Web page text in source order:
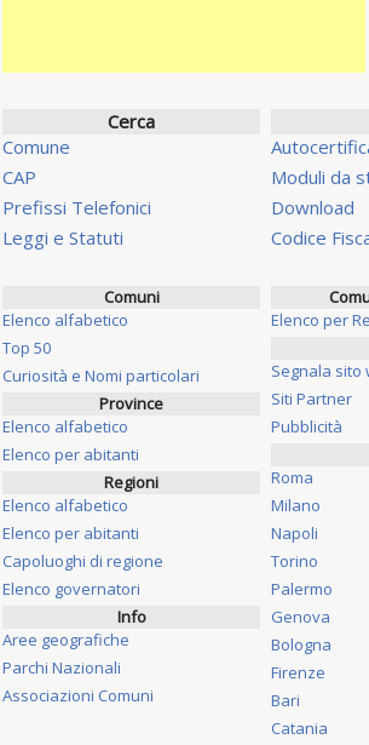
Cerca
Comune
CAP
Prefissi Telefonici
Leggi e Statuti
Moduli da
Download
Codice
Comuni
Elenco alfabetico
Top 50
Curiosità e Nomi particolari
Province
Elenco alfabetico
Elenco per abitanti
Regioni
Elenco alfabetico
Elenco per abitanti
Capoluoghi di regione
Elenco governatori
Info
Aree geografiche
Parchi Nazionali
Associazioni Comuni
Elenco per
Segnala sito
Siti Partner
Pubblicità
Roma
Milano
Napoli
Torino
Palermo
Genova
Bologna
Firenze
Bari
Catania